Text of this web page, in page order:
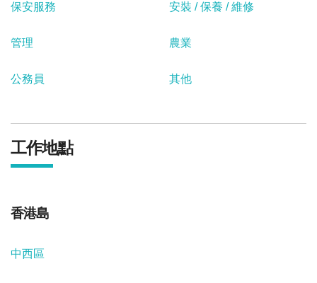
保安服務 安裝 / 保養 / 維修
管理 農業
公務員 其他
工作地點
香港島
中西區